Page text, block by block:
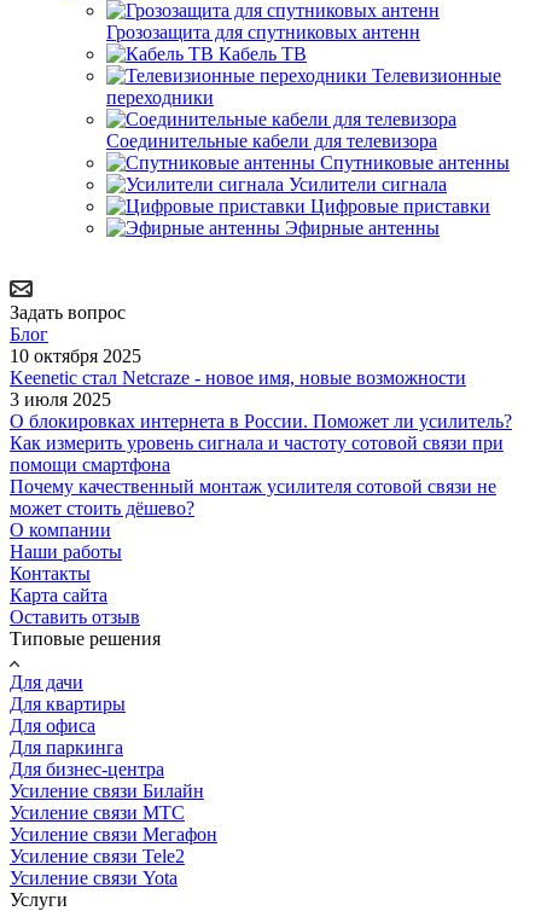
Грозозащита для спутниковых антенн
Кабель ТВ
Телевизионные
переходники
Соединительные кабели для телевизора
Спутниковые антенны
Усилители сигнала
Цифровые приставки
Эфирные антенны
Задать вопрос
Блог
10 октября 2025
Keenetic стал Netcraze - новое имя, новые возможности
3 июля 2025
О блокировках интернета в России. Поможет ли усилитель?
Как измерить уровень сигнала и частоту сотовой связи при
помощи смартфона
Почему качественный монтаж усилителя сотовой связи не
может стоить дёшево?
О компании
Наши работы
Контакты
Карта сайта
Оставить отзыв
Типовые решения
Для дачи
Для квартиры
Для офиса
Для паркинга
Для бизнес-центра
Усиление связи Билайн
Усиление связи МТС
Усиление связи Мегафон
Усиление связи Tele2
Усиление связи Yota
Услуги